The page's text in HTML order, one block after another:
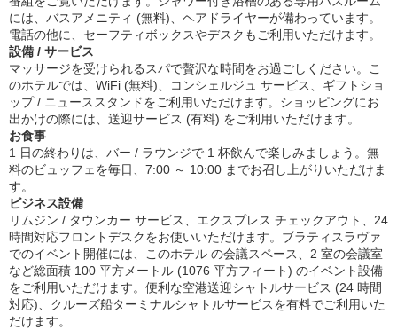
には、バスアメニティ (無料)、ヘアドライヤーが備わっています。
電話の他に、セーフティボックスやデスクもご利用いただけます。
設備 / サービス
マッサージを受けられるスパで贅沢な時間をお過ごしください。こ
のホテルでは、WiFi (無料)、コンシェルジュ サービス、ギフトショ
ップ / ニューススタンドをご利用いただけます。ショッピングにお
出かけの際には、送迎サービス (有料) をご利用いただけます。
お食事
1 日の終わりは、バー / ラウンジで 1 杯飲んで楽しみましょう。無
料のビュッフェを毎日、7:00 ～ 10:00 までお召し上がりいただけま
す。
ビジネス設備
リムジン / タウンカー サービス、エクスプレス チェックアウト、24
時間対応フロントデスクをお使いいただけます。ブラティスラヴァ
でのイベント開催には、このホテル の会議スペース、2 室の会議室
など総面積 100 平方メートル (1076 平方フィート) のイベント設備
をご利用いただけます。便利な空港送迎シャトルサービス (24 時間
対応)、クルーズ船ターミナルシャトルサービスを有料でご利用いた
だけます。